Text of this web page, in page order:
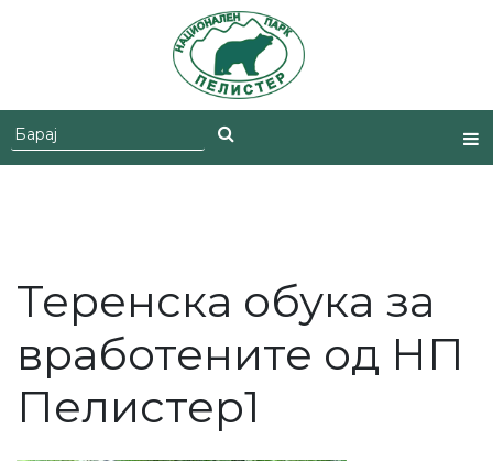
Теренска обука за
вработените од НП
Пелистер1